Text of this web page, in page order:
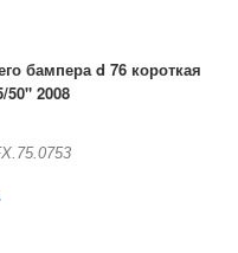
бампера d 76 короткая
2008